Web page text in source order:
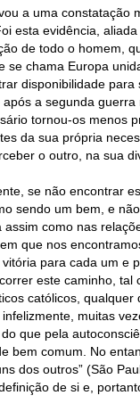
a uma constatação
esta evidência,
de todo o homem,
se chama Europa
disponibilidade para
a segunda guerra
tornou-os menos
da sua própria
o outro, na sua
se não encontrar
sendo um bem, e
como nas
que nos
para cada um e
este caminho, tal
católicos, qualquer
muitas
que pela
bem comum. No
dos outros” (São
de si e,